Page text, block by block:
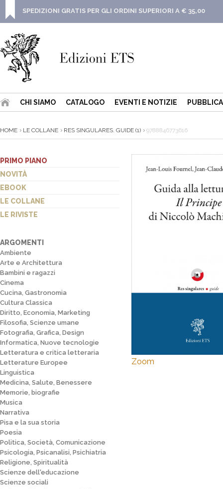
SPEDIZIONI GRATIS PER GLI ORDINI SUPERIORI A € 35,00
CHI SIAMO CATALOGO EVENTI E NOTIZIE
HOME LE COLLANE RES SINGULARES. GUIDE (1) 9788846773616
PRIMO PIANO
NOVITÀ
EBOOK
LE COLLANE
LE RIVISTE
ARGOMENTI
Ambiente
Arte e Architettura
Bambini e ragazzi
Cinema
Cucina, Gastronomia
Cultura Classica
Diritto, Economia, Marketing
Filosofia, Scienze umane
Fotografia, Grafica, Design
Informatica, Nuove tecnologie
Letteratura e critica letteraria
Letterature Europee
Linguistica
Medicina, Salute, Benessere
Memorie, biografie
Musica
Narrativa
Pisa e la sua storia
Poesia
Politica, Società, Comunicazione
Psicologia, Psicanalisi, Psichiatria
Religione, Spiritualità
Scienze dell'educazione
Scienze sociali
Zoom